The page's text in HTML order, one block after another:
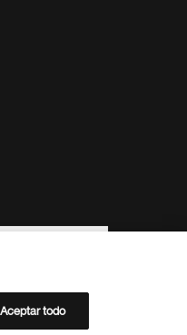
de Novartis
Aceptar todo